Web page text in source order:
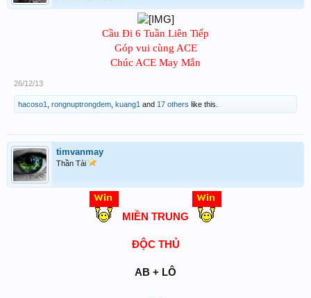
Cầu Đi 6 Tuần Liên Tiếp
Góp vui cùng ACE
Chúc ACE May Mắn​
26/12/13
hacoso1 rongnuptrongdem kuang1 and 17 others like this.
timvanmay
Thần Tài
MIỀN TRUNG
ĐỘC THỦ
AB + LÔ